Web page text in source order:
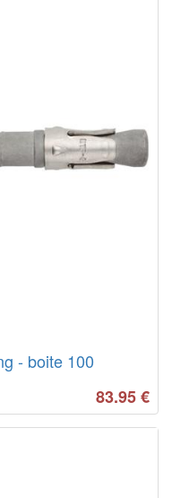
- boite 100
83.95€